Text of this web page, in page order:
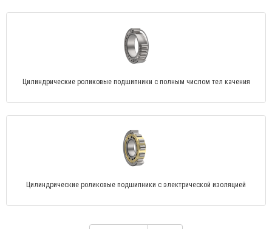
Цилиндрические роликовые подшипники с полным числом тел качения
Цилиндрические роликовые подшипники с электрической изоляцией